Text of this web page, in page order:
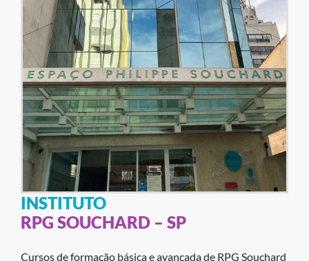
INSTITUTO
RPG SOUCHARD – SP
Cursos de formação básica e avançada de RPG Souchard